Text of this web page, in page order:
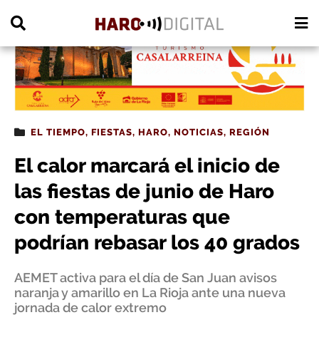
EL TIEMPO, FIESTAS, HARO, NOTICIAS, REGIÓN
El calor marcará el inicio de
las fiestas de junio de Haro
con temperaturas que
podrían rebasar los 40 grados
AEMET activa para el día de San Juan avisos
naranja y amarillo en La Rioja ante una nueva
jornada de calor extremo